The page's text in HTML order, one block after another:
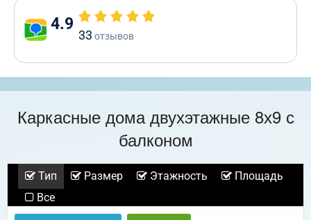
4.9
33 отзывов
Каркасные дома двухэтажные 8х9 с
балконом
Тип Размер Этажность
Площадь
Все